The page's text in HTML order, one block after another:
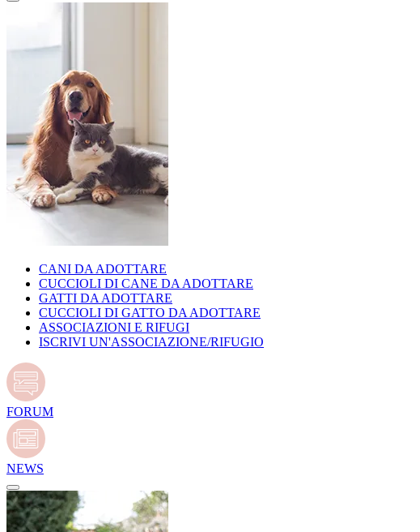
CANI DA ADOTTARE
CUCCIOLI DI CANE DA ADOTTARE
GATTI DA ADOTTARE
CUCCIOLI DI GATTO DA ADOTTARE
ASSOCIAZIONI E RIFUGI
ISCRIVI UN'ASSOCIAZIONE/RIFUGIO
FORUM
NEWS